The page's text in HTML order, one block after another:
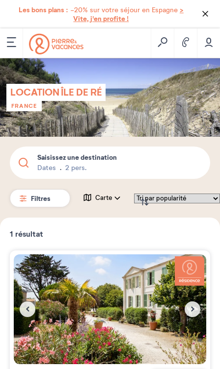
Les bons plans : -20% sur votre séjour en Espagne >
Vite, j'en profite !
LOCATION ÎLE DE RÉ
FRANCE
Saisissez une destination
Dates 2 pers.
Filtres Carte
1 résultat